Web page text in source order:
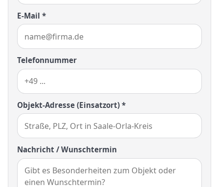
E-Mail *
Telefonnummer
Objekt-Adresse (Einsatzort) *
Nachricht / Wunschtermin